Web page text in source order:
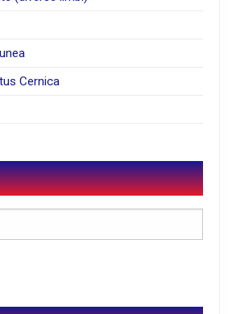
Cernica